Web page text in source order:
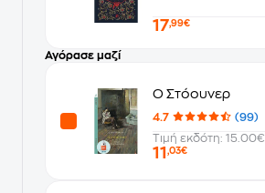
17,99€
Αγόρασε μαζί
Ο Στόουνερ
4.7
(99)
Τιμή εκδότη: 15.00€
11 ,03€